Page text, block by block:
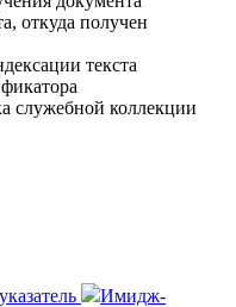
откуда получен
текста
служебной коллекции
Имидж-